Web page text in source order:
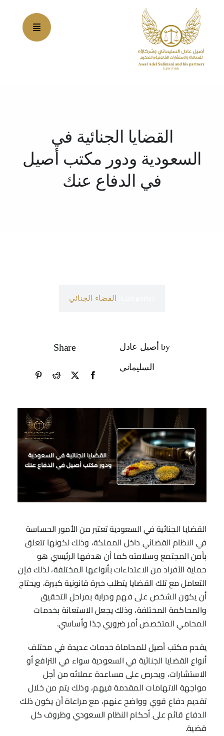
القضايا الجنائية في
السعودية ودور مكتب أصيل
في الدفاع عنك
القضاء الجنائي
by أصيل عادل
السليماني
Share
القضايا الجنائية في السعودية تعتبر من الأمور الحساسة
في النظام القضائي داخل المملكة، وذلك لكونها تتعلق
بأمن المجتمع وسلامته كما أن هدفها الرئيسي هو
حماية الأفراد من الاعتداءات بأنواعها المختلفة، لذلك فإن
التعامل مع تلك القضايا يتطلب خبرة قانونية كبيرة، ويحتاج
أن يكون الشخص على فهم ودراية بمراحل التحقيق
والمحاكمة المختلفة، وذلك يجعل الاستعانة بخدمات
المحامي المتخصص أمر ضروري جدًا وأساسي.
يقدم مكتب أصيل للمحاماة خدمات عديدة في مختلف
أنواع القضايا الجنائية في السعودية سواء في الترافع أو
الاستشارات، ويحرص على مساعدة عملائه من أجل
مواجهة الاتهامات المقدمة فيهم، وذلك يتم من خلال
تقديم دفاع قوي وواضح عنهم، مع مراعاة أن يكون ذلك
الدفاع قائم على أحكام النظام السعودي وظروف كل
قضية.